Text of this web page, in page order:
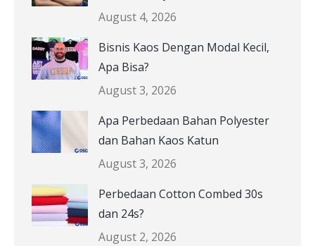
August 4, 2026
Bisnis Kaos Dengan Modal Kecil,
Apa Bisa?
August 3, 2026
Apa Perbedaan Bahan Polyester
dan Bahan Kaos Katun
August 3, 2026
Perbedaan Cotton Combed 30s
dan 24s?
August 2, 2026